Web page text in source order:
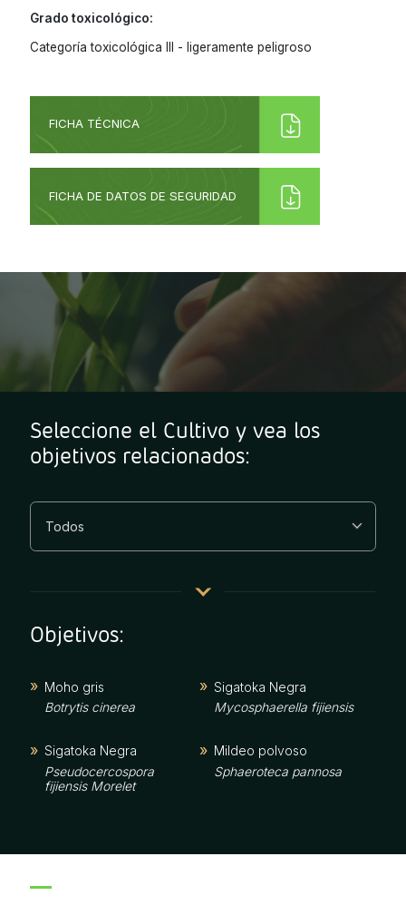
Grado toxicológico:
Categoría toxicológica III - ligeramente peligroso
FICHA TÉCNICA
FICHA DE DATOS DE SEGURIDAD
Seleccione el Cultivo y vea los
objetivos relacionados:
Objetivos:
Moho gris
Botrytis cinerea
Sigatoka Negra
Mycosphaerella fijiensis
Sigatoka Negra
Pseudocercospora
fijiensis Morelet
Mildeo polvoso
Sphaeroteca pannosa